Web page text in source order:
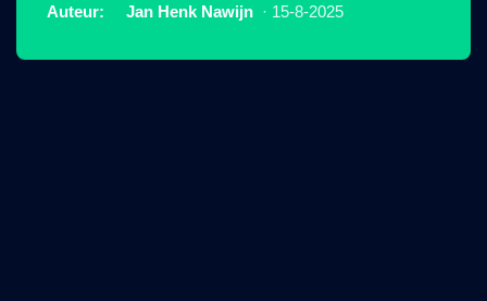
Auteur: Jan Henk Nawijn · 15-8-2025